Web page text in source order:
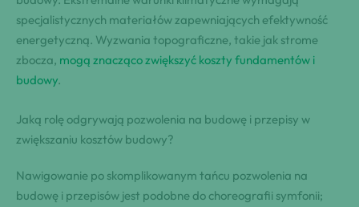
specjalistycznych materiałów zapewniających efektywność
energetyczną. Wyzwania topograficzne, takie jak strome
zbocza, mogą znacząco zwiększyć koszty fundamentów i
budowy.
Jaką rolę odgrywają pozwolenia na budowę i przepisy w
zwiększaniu kosztów budowy?
Nawigowanie po skomplikowanym tańcu pozwolenia na
budowę i przepisów jest podobne do choreografii symfonii;